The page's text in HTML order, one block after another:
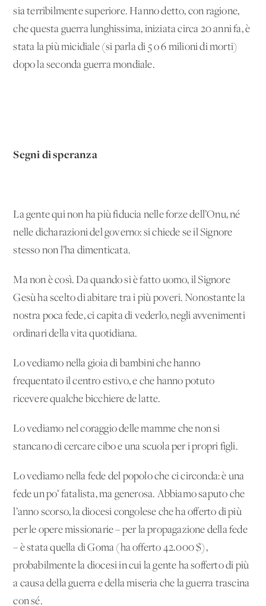
sia terribilmente superiore. Hanno detto, con ragione,
che questa guerra lunghissima, iniziata circa 20 anni fa, è
stata la più micidiale (si parla di 5 o 6 milioni di morti)
dopo la seconda guerra mondiale.
Segni di speranza
La gente qui non ha più fiducia nelle forze dell’Onu, né
nelle dicharazioni del governo: si chiede se il Signore
stesso non l’ha dimenticata.
Ma non è così. Da quando si è fatto uomo, il Signore
Gesù ha scelto di abitare tra i più poveri. Nonostante la
nostra poca fede, ci capita di vederlo, negli avvenimenti
ordinari della vita quotidiana.
Lo vediamo nella gioia di bambini che hanno
frequentato il centro estivo, e che hanno potuto
ricevere qualche bicchiere de latte.
Lo vediamo nel coraggio delle mamme che non si
stancano di cercare cibo e una scuola per i propri figli.
Lo vediamo nella fede del popolo che ci circonda: è una
fede un po’ fatalista, ma generosa. Abbiamo saputo che
l’anno scorso, la diocesi congolese che ha offerto di più
per le opere missionarie – per la propagazione della fede
– è stata quella di Goma (ha offerto 42.000 $),
probabilmente la diocesi in cui la gente ha sofferto di più
a causa della guerra e della miseria che la guerra trascina
con sé.